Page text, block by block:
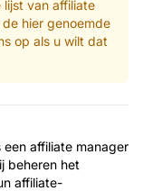
van affiliate
hier genoemde
op als u wilt dat
affiliate manager
beheren het
affiliate-